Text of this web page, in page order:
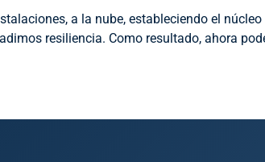
a la nube, estableciendo el
resiliencia. Como resultado, ahora